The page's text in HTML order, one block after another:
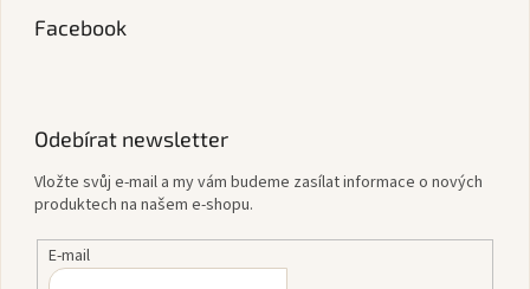
Facebook
Odebírat newsletter
Vložte svůj e-mail a my vám budeme zasílat informace o nových
produktech na našem e-shopu.
E-mail